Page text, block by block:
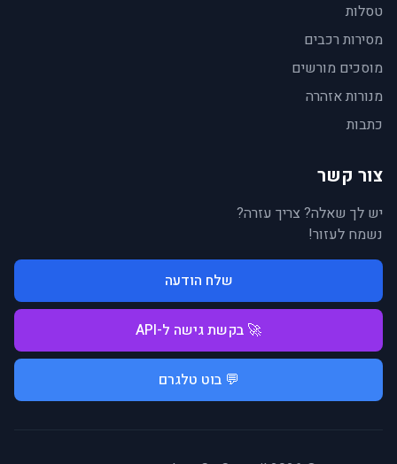
טסלות
מסירות רכבים
מוסכים מורשים
מנורות אזהרה
כתבות
צור קשר
יש לך שאלה? צריך עזרה?
נשמח לעזור!
שלח הודעה
🚀 בקשת גישה ל-API
💬 בוט טלגרם